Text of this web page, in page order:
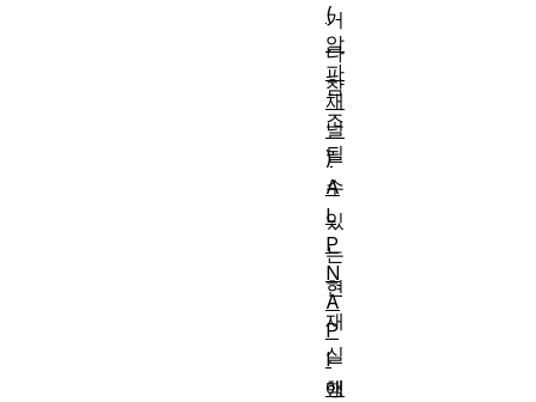
거
나
참
조
될
수
있
는
현
재
실
행
(
알
파
채
널
)
A
L
P
N
A
P
I
애